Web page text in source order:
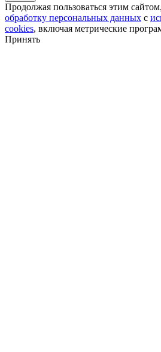
Продолжая пользоваться этим
обработку персональных данных с
cookies, включая метрические
Принять